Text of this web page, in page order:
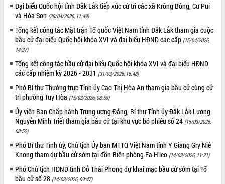
Đại biểu Quốc hội tỉnh Đắk Lắk tiếp xúc cử tri các xã Krông Bông, Cư Pui
và Hòa Sơn (28/04/2026, 11:49)
Tổng kết công tác Mặt trận Tổ quốc Việt Nam tỉnh Đắk Lắk tham gia cuộc
bầu cử đại biểu Quốc hội khóa XVI và đại biểu HĐND các cấp (15/04/2026,
14:37)
Tổng kết công tác bầu cử đại biểu Quốc hội khóa XVI và đại biểu HĐND
các cấp nhiệm kỳ 2026 - 2031 (31/03/2026, 16:48)
Phó Bí thư Thường trực Tỉnh ủy Cao Thị Hòa An tham gia bầu cử cùng cử
tri phường Tuy Hòa (15/03/2026, 08:58)
Ủy viên Ban Chấp hành Trung ương Đảng, Bí thư Tỉnh ủy Đắk Lắk Lương
Nguyễn Minh Triết tham gia bầu cử tại khu vực bỏ phiếu số 24 (15/03/2026,
08:52)
Phó Bí thư Tỉnh ủy, Chủ tịch Ủy ban MTTQ Việt Nam tỉnh Y Giang Gry Niê
Knơng tham dự bầu cử sớm tại đồn Biên phòng Ea H’leo (14/03/2026, 11:21)
Phó Chủ tịch HĐND tỉnh Đỗ Thái Phong dự khai mạc bầu cử sớm tại Tổ
bầu cử số 28 (14/03/2026, 09:47)